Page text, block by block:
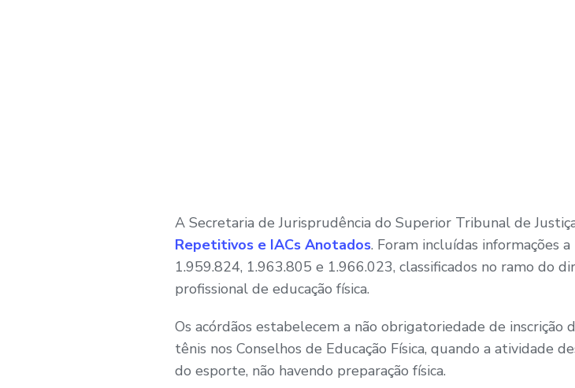
A Secretaria de Jurisprudência do Superior Tribunal de
Repetitivos e IACs Anotados. Foram incluídas informações
1.959.824, 1.963.805 e 1.966.023, classificados no ramo do
profissional de educação física.
Os acórdãos estabelecem a não obrigatoriedade de
tênis nos Conselhos de Educação Física, quando a atividade
do esporte, não havendo preparação física.